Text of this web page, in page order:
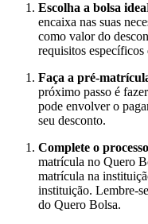
Escolha a bolsa idea
encaixa nas suas
como valor do
requisitos específicos
Faça a pré-
próximo passo é
pode envolver o
seu desconto.
Complete o
matrícula no Quero
matrícula na
instituição. Lembre-
do Quero Bolsa.